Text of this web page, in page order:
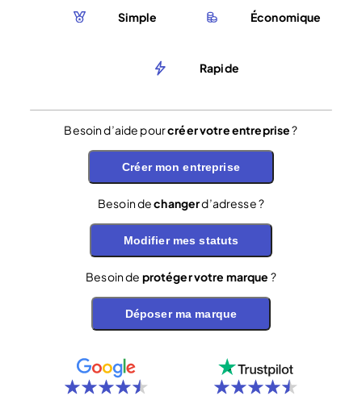
Simple Économique
Rapide
Besoin d’aide pourcréer votre entreprise?
Créer mon entreprise
Besoin dechangerd’adresse ?
Modifier mes statuts
Besoin de protéger votre marque ?
Déposer ma marque